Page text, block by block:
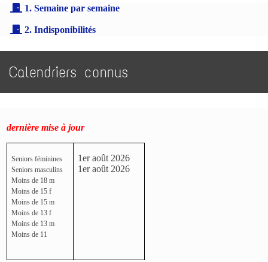
1. Semaine par semaine
2. Indisponibilités
Calendriers connus
dernière mise à jour
Seniors féminines
Seniors masculins
Moins de 18 m
Moins de 15 f
Moins de 15 m
Moins de 13 f
Moins de 13 m
Moins de 11
1er août 2026
1er août 2026